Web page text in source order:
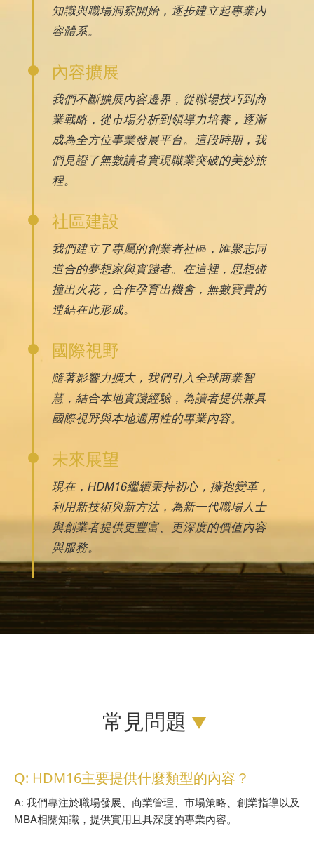
知識與職場洞察開始，逐步建立起專業內
容體系。
內容擴展
我們不斷擴展內容邊界，從職場技巧到商
業戰略，從市場分析到領導力培養，逐漸
成為全方位事業發展平台。這段時期，我
們見證了無數讀者實現職業突破的美妙旅
程。
社區建設
我們建立了專屬的創業者社區，匯聚志同
道合的夢想家與實踐者。在這裡，思想碰
撞出火花，合作孕育出機會，無數寶貴的
連結在此形成。
國際視野
隨著影響力擴大，我們引入全球商業智
慧，結合本地實踐經驗，為讀者提供兼具
國際視野與本地適用性的專業內容。
未來展望
現在，HDM16繼續秉持初心，擁抱變革，
利用新技術與新方法，為新一代職場人士
與創業者提供更豐富、更深度的價值內容
與服務。
常見問題
Q: HDM16主要提供什麼類型的內容？
A: 我們專注於職場發展、商業管理、市場策略、創業指導以及
MBA相關知識，提供實用且具深度的專業內容。